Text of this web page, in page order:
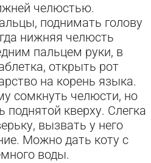
челюстью.
поднимать голову
нижняя челюсть
пальцем руки, в
открыть рот
на корень языка.
сомкнуть челюсти, но
поднятой кверху. Слегка
вызвать у него
Можно дать коту с
воды.